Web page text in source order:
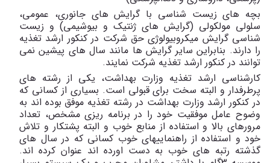
بچه های زیست شناسی با گرایش های جانوری، عمومی،
سلولی مولکولی (گرایش های ژنتیک و بیوشیمی) و زیست
شناسی گرایش میکروبیولوژیحق شرکت در کنکور ارشد تغذیه
را دارند. بنابراین سایر گرایش ها مانند سال های پیشین نمی
توانند در کنکور ارشد تغذیه شرکت نمایند.
کارشناسی ارشد تغذیه وزارت بهداشت، یکی از رشته های
پرطرفدار و البته سخت برای قبولی است. بسیاری از کسانی که
در کنکور ارشد وزارت بهداشت در رشته تغذیه موفق بوده اند به
وضوح عامل موفقیت خود را در برنامه ریزی مشخص، تعداد
مرورهای بالا و استفاده از منابع خوب و البته پشتکار و تلاش
خود و استفاده از راهنماییهای خوب کسانی که در سال های
گذشته رتبه های خوب به دست اورده اند عنوان کرده اند.